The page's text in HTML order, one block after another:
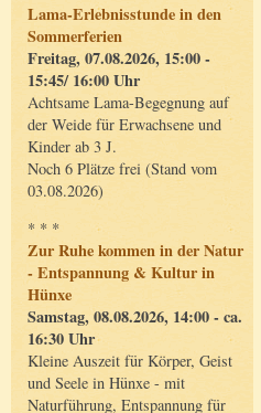
Lama-Erlebnisstunde in den
Sommerferien
Freitag, 07.08.2026, 15:00 -
15:45/ 16:00 Uhr
Achtsame Lama-Begegnung auf
der Weide für Erwachsene und
Kinder ab 3 J.
Noch 6 Plätze frei (Stand vom
03.08.2026)
* * *
Zur Ruhe kommen in der Natur
- Entspannung & Kultur in
Hünxe
Samstag, 08.08.2026, 14:00 - ca.
16:30 Uhr
Kleine Auszeit für Körper, Geist
und Seele in Hünxe - mit
Naturführung, Entspannung für